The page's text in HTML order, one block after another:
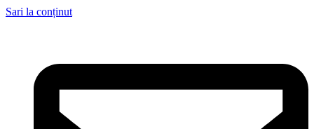
Sari la conținut